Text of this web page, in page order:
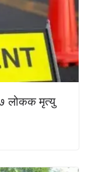
लोकक मृत्यु